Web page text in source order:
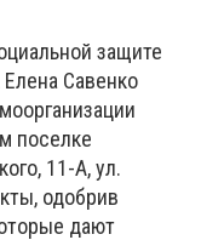
защите
Савенко
поселке
11-А, ул.
одобрив
дают